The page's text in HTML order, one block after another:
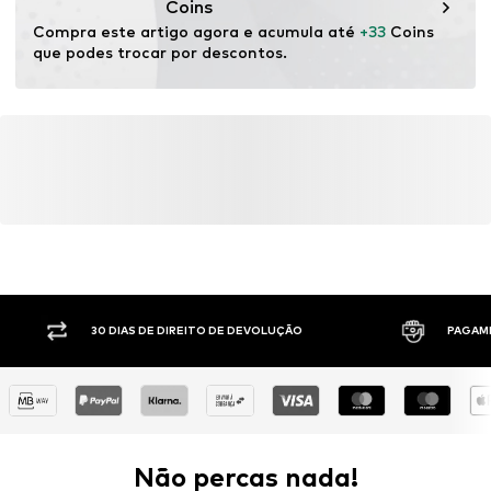
Coins
Compra este artigo agora e acumula até +33 Coins
que podes trocar por descontos.
30 DIAS DE DIREITO DE DEVOLUÇÃO
Não percas nada!